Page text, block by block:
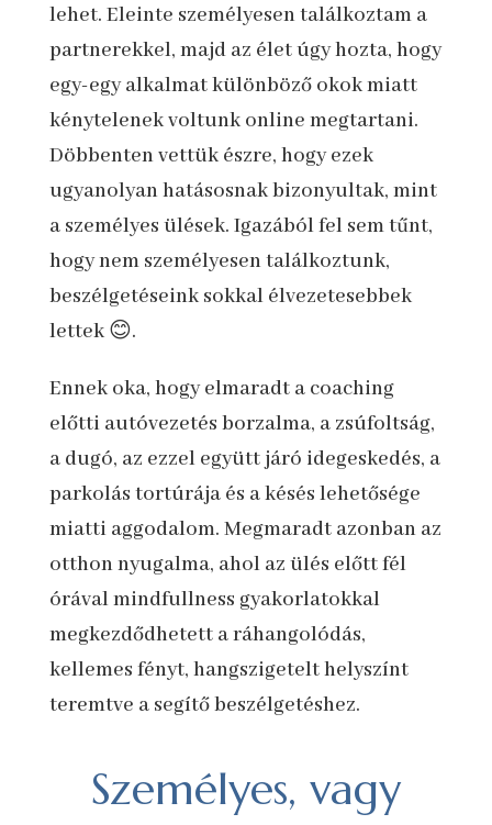
lehet. Eleinte személyesen találkoztam a
partnerekkel, majd az élet úgy hozta, hogy
egy-egy alkalmat különböző okok miatt
kénytelenek voltunk online megtartani.
Döbbenten vettük észre, hogy ezek
ugyanolyan hatásosnak bizonyultak, mint
a személyes ülések. Igazából fel sem tűnt,
hogy nem személyesen találkoztunk,
beszélgetéseink sokkal élvezetesebbek
lettek 😊.
Ennek oka, hogy elmaradt a coaching
előtti autóvezetés borzalma, a zsúfoltság,
a dugó, az ezzel együtt járó idegeskedés, a
parkolás tortúrája és a késés lehetősége
miatti aggodalom. Megmaradt azonban az
otthon nyugalma, ahol az ülés előtt fél
órával mindfullness gyakorlatokkal
megkezdődhetett a ráhangolódás,
kellemes fényt, hangszigetelt helyszínt
teremtve a segítő beszélgetéshez.
Személyes, vagy